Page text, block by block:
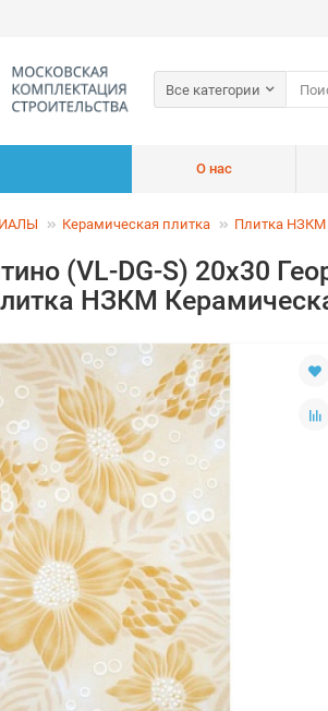
Все категории
О нас
Керамическая плитка Плитка НЗКМ
(VL-DG-S) 20x30
НЗКМ